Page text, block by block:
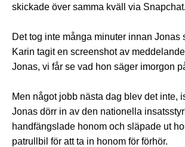
skickade över samma kväll via Snapchat.
Det tog inte många minuter innan Jonas
Karin tagit en screenshot av
Jonas, vi får se vad hon säger imorgon
Men något jobb nästa dag blev det inte,
Jonas dörr in av den nationella
handfängslade honom och släpade ut
patrullbil för att ta in honom för förhör.